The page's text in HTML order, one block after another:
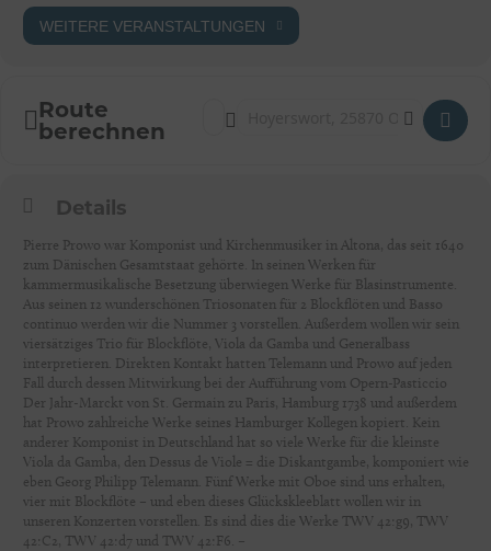
WEITERE VERANSTALTUNGEN
Route
berechnen
Address - HOYERSWORT: DÄNISCH-
Destination Address -
Details
Pierre Prowo war Komponist und Kirchenmusiker in Altona, das seit 1640
zum Dänischen Gesamtstaat gehörte. In seinen Werken für
kammermusikalische Besetzung überwiegen Werke für Blasinstrumente.
Aus seinen 12 wunderschönen Triosonaten für 2 Blockflöten und Basso
continuo werden wir die Nummer 3 vorstellen. Außerdem wollen wir sein
viersätziges Trio für Blockflöte, Viola da Gamba und Generalbass
interpretieren. Direkten Kontakt hatten Telemann und Prowo auf jeden
Fall durch dessen Mitwirkung bei der Aufführung vom Opern-Pasticcio
Der Jahr-Marckt von St. Germain zu Paris, Hamburg 1738 und außerdem
hat Prowo zahlreiche Werke seines Hamburger Kollegen kopiert. Kein
anderer Komponist in Deutschland hat so viele Werke für die kleinste
Viola da Gamba, den Dessus de Viole = die Diskantgambe, komponiert wie
eben Georg Philipp Telemann. Fünf Werke mit Oboe sind uns erhalten,
vier mit Blockflöte – und eben dieses Glückskleeblatt wollen wir in
unseren Konzerten vorstellen. Es sind dies die Werke TWV 42:g9, TWV
42:C2, TWV 42:d7 und TWV 42:F6. –